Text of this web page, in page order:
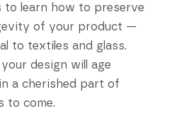
to learn how to preserve
of your product —
to textiles and glass.
design will age
a cherished part of
to come.